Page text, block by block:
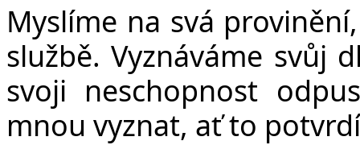
Myslíme na svá
službě. Vyznáváme svůj
svoji neschopnost
mnou vyznat, ať to